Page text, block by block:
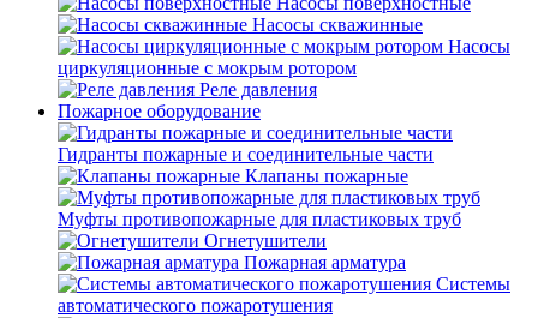
Насосы скважинные
Насосы
циркуляционные с мокрым ротором
Реле давления
Пожарное оборудование
Гидранты пожарные и соединительные части
Клапаны пожарные
Муфты противопожарные для пластиковых труб
Огнетушители
Пожарная арматура
Системы
автоматического пожаротушения